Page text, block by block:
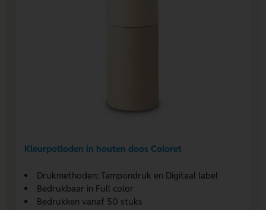
Kleurpotloden in houten doos Coloret
Drukmethoden: Tampondruk en Digitaal label
Bedrukbaar in Full color
Bedrukken vanaf 50 stuks